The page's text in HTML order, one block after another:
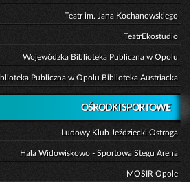
Teatr im. Jana Kochanowskiego
TeatrEkostudio
Wojewódzka Biblioteka Publiczna w Opolu
Publiczna w Opolu Biblioteka Austriacka
OŚRODKI SPORTOWE
Ludowy Klub Jeździecki Ostroga
Hala Widowiskowo - Sportowa Stegu Arena
MOSIR Opole